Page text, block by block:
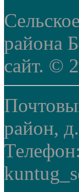
района
сайт. ©
район,